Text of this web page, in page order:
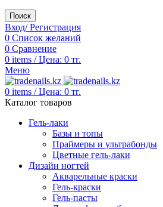
Поиск
Вход/ Регистрация
0 Список желаний
0 Сравнение
0 items / Цена: 0 тг.
Меню
0 items / Цена: 0 тг.
Каталог товаров
Гель-лаки
Базы и топы
Праймеры и ультрабонды
Цветные гель-лаки
Дизайн ногтей
Акварельные краски
Гель-краски
Гель-пасты